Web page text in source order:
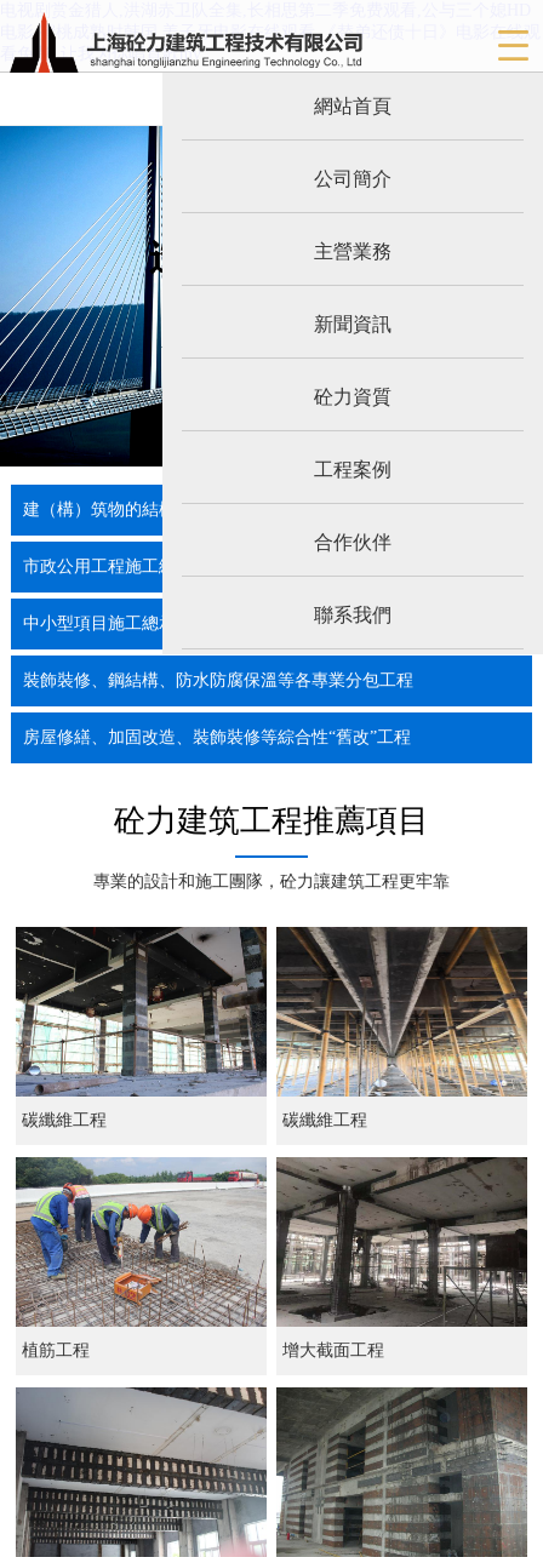
电视剧赏金猎人,洪湖赤卫队全集,长相思第二季免费观看,公与三个媳HD
电影,蜜桃成熟时韩国,姜子牙电影在线观看,《替弟还债十日》电影在线观
看免费 ,让我为你唱首歌mv
網站首頁
公司簡介
主營業務
新聞資訊
砼力資質
工程案例
合作伙伴
聯系我們
建（構）筑物的結構加固及改造工程
市政公用工程施工總承包
中小型項目施工總承包
裝飾裝修、鋼結構、防水防腐保溫等各專業分包工程
房屋修繕、加固改造、裝飾裝修等綜合性“舊改”工程
砼力建筑工程推薦項目
專業的設計和施工團隊，砼力讓建筑工程更牢靠
碳纖維工程 碳纖維工程
植筋工程 增大截面工程